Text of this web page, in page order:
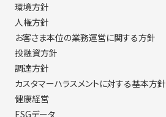
環境方針
人権方針
お客さま本位の業務運営に関する方針
投融資方針
調達方針
カスタマーハラスメントに対する基本方針
健康経営
ESGデータ